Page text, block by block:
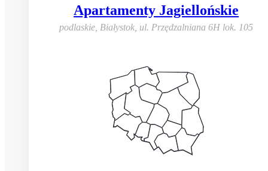
Apartamenty Jagiellońskie
podlaskie, Białystok ul. Przędzalniana 6H lok. 105